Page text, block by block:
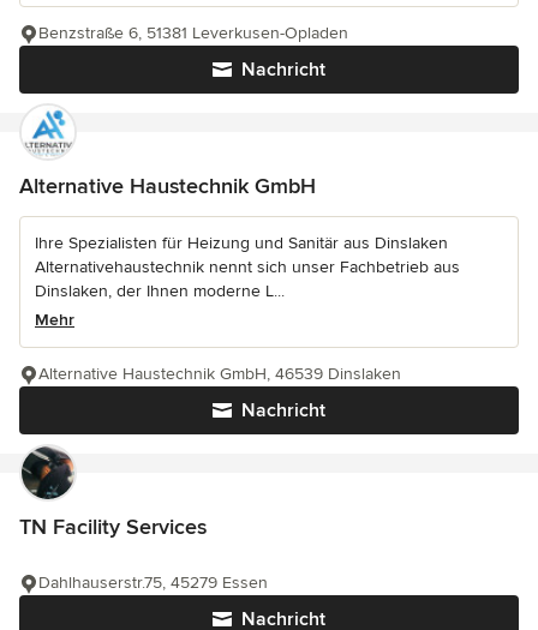
Nachricht
Benzstraße 6, 51381 Leverkusen-Opladen
Alternative Haustechnik GmbH
Ihre Spezialisten für Heizung und Sanitär aus Dinslaken
Alternativehaustechnik nennt sich unser Fachbetrieb aus
Dinslaken, der Ihnen moderne L...
Mehr
Nachricht
Alternative Haustechnik GmbH, 46539 Dinslaken
TN Facility Services
Nachricht
Dahlhauserstr.75, 45279 Essen